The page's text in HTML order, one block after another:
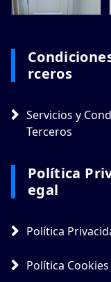
Rceros
Servicios y
Terceros
Política
Egal
Política
Política Cookies